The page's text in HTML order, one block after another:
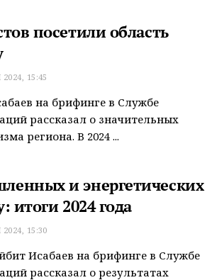
посетили область
15:45
на брифинге в Службе
рассказал о значительных
региона. В 2024 ...
и энергетических
итоги 2024 года
15:30
Исабаев на брифинге в Службе
рассказал о результатах